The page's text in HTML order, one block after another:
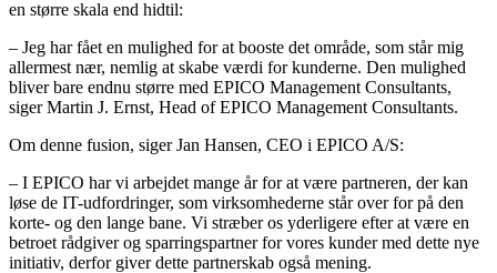
en større skala end hidtil:
– Jeg har fået en mulighed for at booste det område, som står mig
allermest nær, nemlig at skabe værdi for kunderne. Den mulighed
bliver bare endnu større med EPICO Management Consultants,
siger Martin J. Ernst, Head of EPICO Management Consultants.
Om denne fusion, siger Jan Hansen, CEO i EPICO A/S:
– I EPICO har vi arbejdet mange år for at være partneren, der kan
løse de IT-udfordringer, som virksomhederne står over for på den
korte- og den lange bane. Vi stræber os yderligere efter at være en
betroet rådgiver og sparringspartner for vores kunder med dette nye
initiativ, derfor giver dette partnerskab også mening.